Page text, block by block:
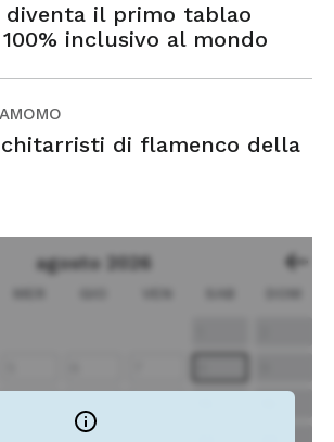
diventa il primo tablao
inclusivo al mondo
di flamenco della